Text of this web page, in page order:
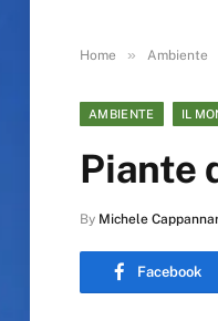
Home » Ambiente
AMBIENTE IL
Piante
By Michele
Facebook